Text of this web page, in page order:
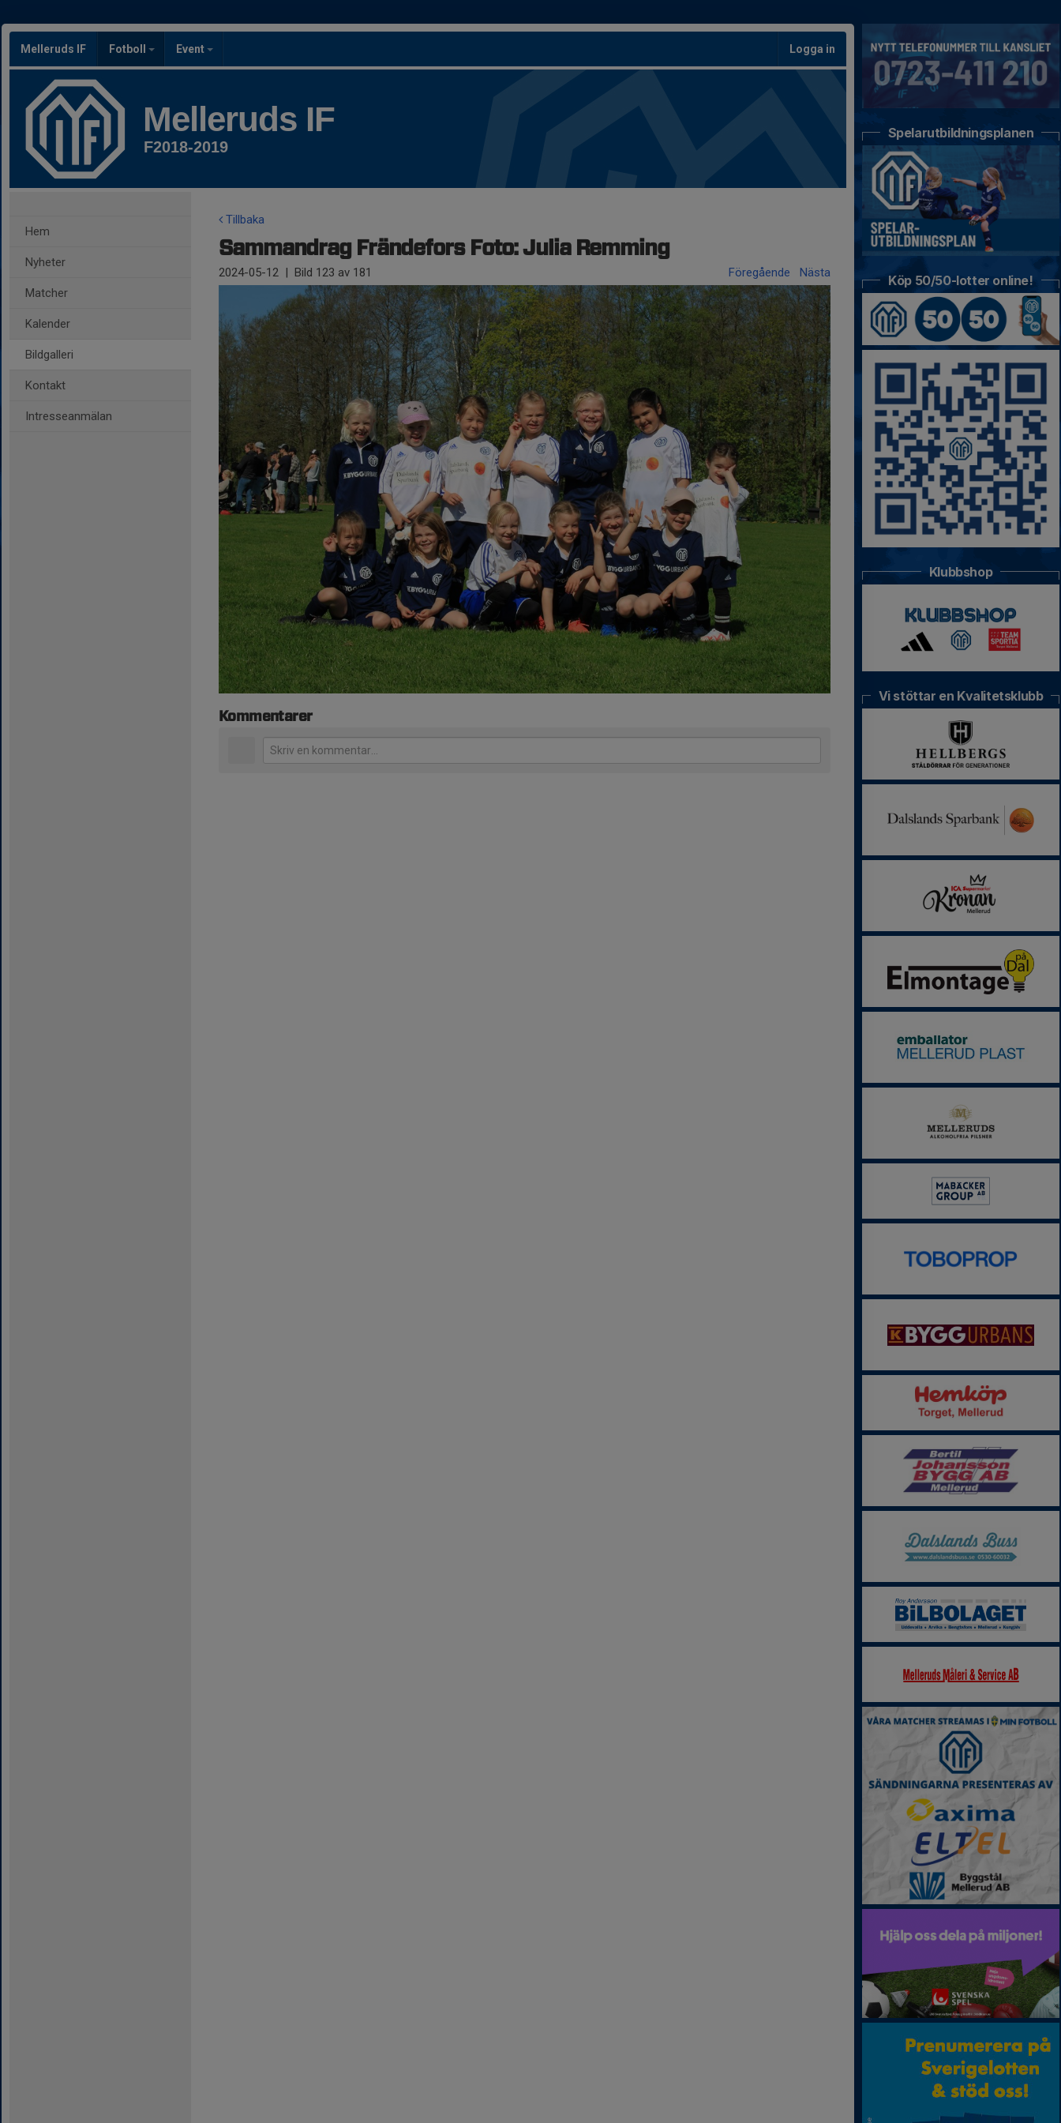
Melleruds IF Fotboll Event Logga in
Melleruds IF
F2018-2019
Hem
Nyheter
Matcher
Kalender
Bildgalleri
Kontakt
Intresseanmälan
Tillbaka
Sammandrag Frändefors Foto: Julia Remming
2024-05-12 | Bild 123 av 181 Föregående Nästa
Kommentarer
Spelarutbildningsplanen
Köp 50/50-lotter online!
Klubbshop
Vi stöttar en Kvalitetsklubb